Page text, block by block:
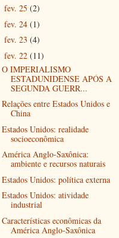
fev. 25 (2)
fev. 24 (1)
fev. 23 (4)
fev. 22 (11)
O IMPERIALISMO
ESTADUNIDENSE APÓS A
SEGUNDA GUERR...
Relações entre Estados Unidos e
China
Estados Unidos: realidade
socioeconômica
América Anglo-Saxônica:
ambiente e recursos naturais
Estados Unidos: política externa
Estados Unidos: atividade
industrial
Características econômicas da
América Anglo-Saxônica